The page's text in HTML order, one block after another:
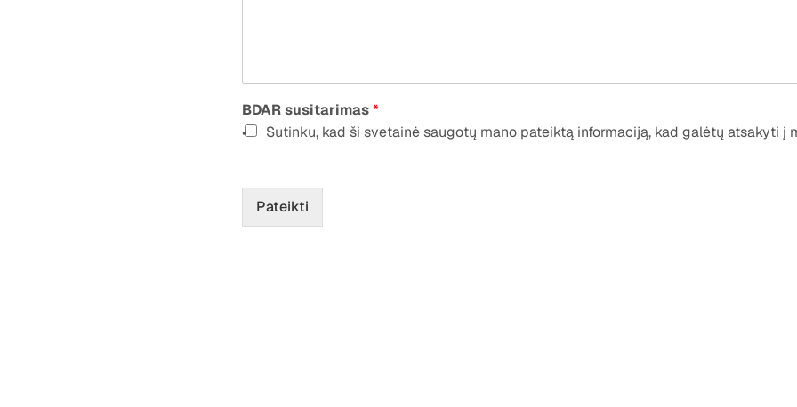
BDAR susitarimas*
Sutinku, kad ši svetainė saugotų mano pateiktą informaciją, kad galėtų atsakyti į
Pateikti